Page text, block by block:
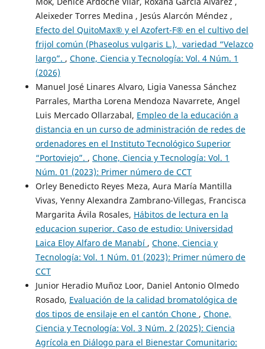
Aleixeder Torres Medina , Jesús Alarcón Méndez ,
Efecto del QuitoMax® y el Azofert-F® en el cultivo del
frijol común (Phaseolus vulgaris L.), variedad “Velazco
largo”. , Chone, Ciencia y Tecnología: Vol. 4 Núm. 1
(2026)
Manuel José Linares Alvaro, Ligia Vanessa Sánchez
Parrales, Martha Lorena Mendoza Navarrete, Angel
Luis Mercado Ollarzabal, Empleo de la educación a
distancia en un curso de administración de redes de
ordenadores en el Instituto Tecnológico Superior
“Portoviejo”. , Chone, Ciencia y Tecnología: Vol. 1
Núm. 01 (2023): Primer número de CCT
Orley Benedicto Reyes Meza, Aura María Mantilla
Vivas, Yenny Alexandra Zambrano-Villegas, Francisca
Margarita Ávila Rosales, Hábitos de lectura en la
educacion superior. Caso de estudio: Universidad
Laica Eloy Alfaro de Manabí , Chone, Ciencia y
Tecnología: Vol. 1 Núm. 01 (2023): Primer número de
CCT
Junior Heradio Muñoz Loor, Daniel Antonio Olmedo
Rosado, Evaluación de la calidad bromatológica de
dos tipos de ensilaje en el cantón Chone , Chone,
Ciencia y Tecnología: Vol. 3 Núm. 2 (2025): Ciencia
Agrícola en Diálogo para el Bienestar Comunitario: